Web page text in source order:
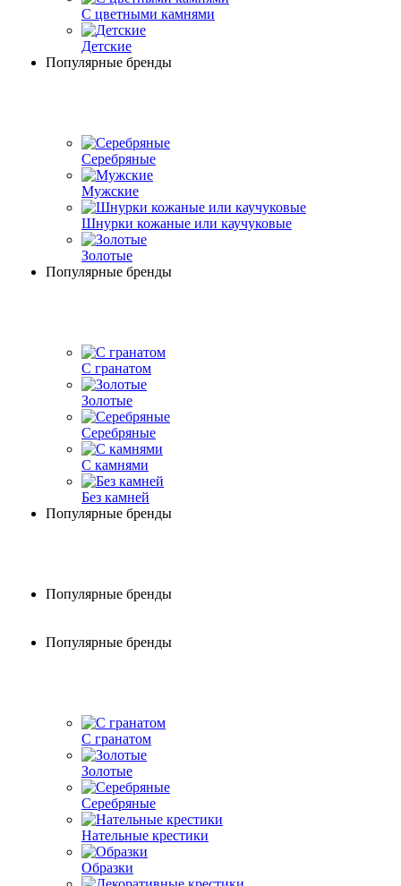
С цветными камнями
Детские
Популярные бренды
Серебряные
Мужские
Шнурки кожаные или каучуковые
Золотые
Популярные бренды
С гранатом
Золотые
Серебряные
С камнями
Без камней
Популярные бренды
Популярные бренды
Популярные бренды
С гранатом
Золотые
Серебряные
Нательные крестики
Образки